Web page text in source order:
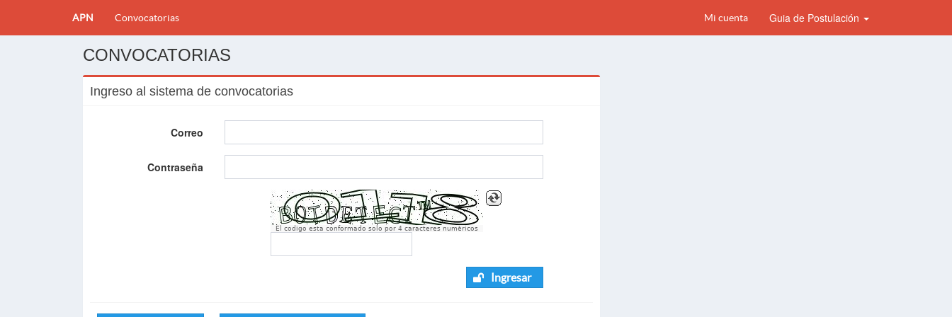
APN Convocatorias Mi cuenta Guia de Postulación
CONVOCATORIAS
Ingreso al sistema de convocatorias
Correo
Contraseña
El codigo esta conformado solo por 4 caracteres numèricos
Ingresar